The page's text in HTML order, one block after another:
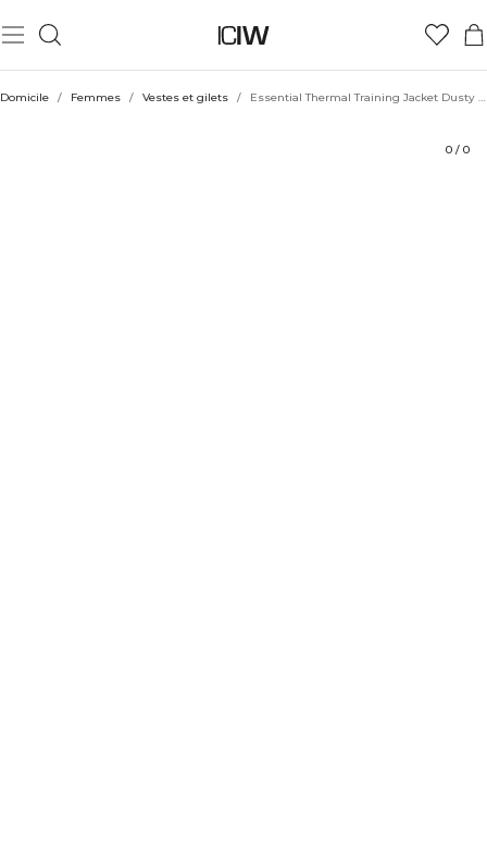
Domicile / Femmes / Vestes et gilets / Essential Thermal Training Jacket Dusty Navy
0 / 0